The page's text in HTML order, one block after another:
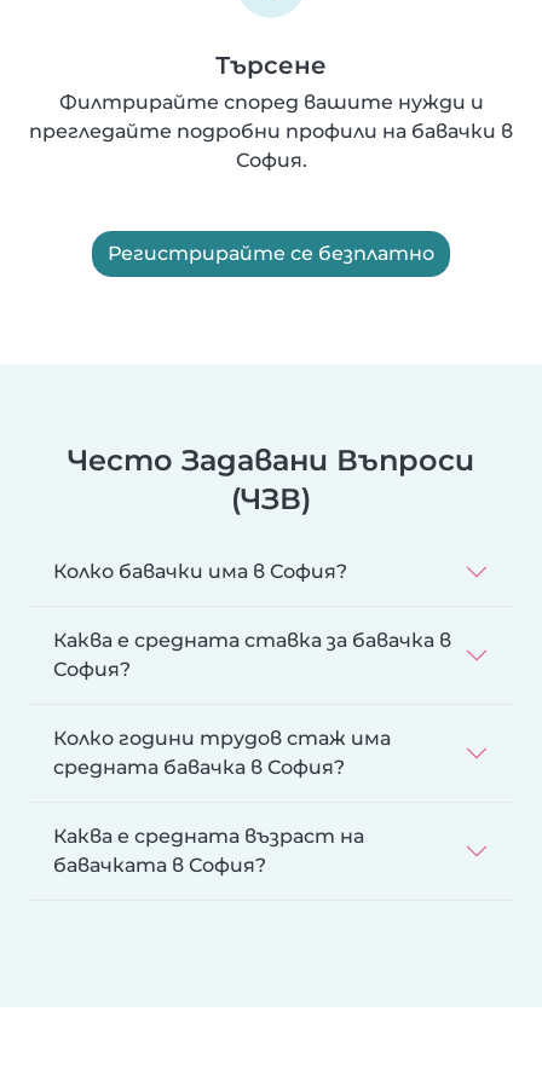
Търсене
Филтрирайте според вашите нужди и
прегледайте подробни профили на бавачки в
София.
Регистрирайте се безплатно
Често Задавани Въпроси
(ЧЗВ)
Колко бавачки има в София?
Каква е средната ставка за бавачка в
София?
Колко години трудов стаж има
средната бавачка в София?
Каква е средната възраст на
бавачката в София?